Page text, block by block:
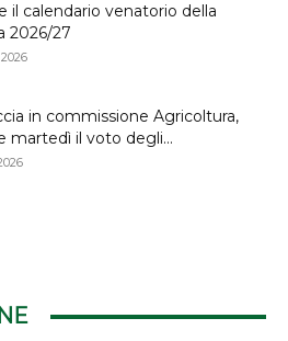
il calendario venatorio della
2026/27
in commissione Agricoltura,
martedì il voto degli...